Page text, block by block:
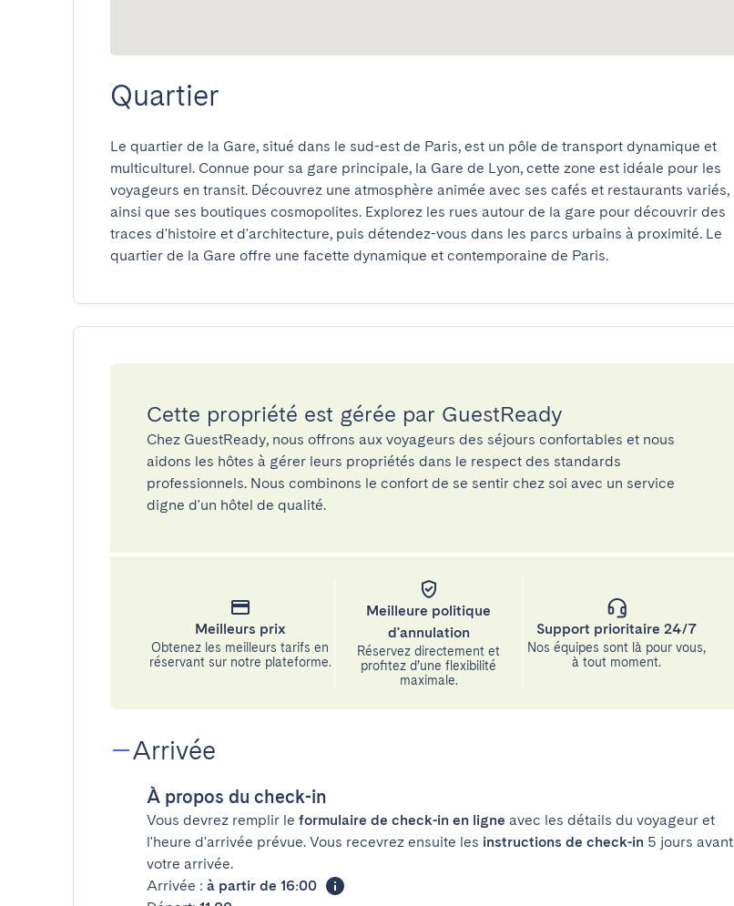
Quartier
Le quartier de la Gare, situé dans le sud-est de Paris, est un pôle de transport dynamique et
multiculturel. Connue pour sa gare principale, la Gare de Lyon, cette zone est idéale pour les
voyageurs en transit. Découvrez une atmosphère animée avec ses cafés et restaurants variés,
ainsi que ses boutiques cosmopolites. Explorez les rues autour de la gare pour découvrir des
traces d'histoire et d'architecture, puis détendez-vous dans les parcs urbains à proximité. Le
quartier de la Gare offre une facette dynamique et contemporaine de Paris.
Cette propriété est gérée par GuestReady
Chez GuestReady, nous offrons aux voyageurs des séjours confortables et nous
aidons les hôtes à gérer leurs propriétés dans le respect des standards
professionnels. Nous combinons le confort de se sentir chez soi avec un service
digne d'un hôtel de qualité.
Meilleurs prix
Obtenez les meilleurs tarifs en
réservant sur notre plateforme.
Meilleure politique
d'annulation
Réservez directement et
profitez d’une flexibilité
maximale.
Support prioritaire 24/7
Nos équipes sont là pour vous,
à tout moment.
Arrivée
À propos du check-in
Vous devrez remplir le formulaire de check-in en ligne avec les détails du voyageur et
l'heure d'arrivée prévue. Vous recevrez ensuite les instructions de check-in 5 jours avant
votre arrivée.
Arrivée : à partir de 16:00